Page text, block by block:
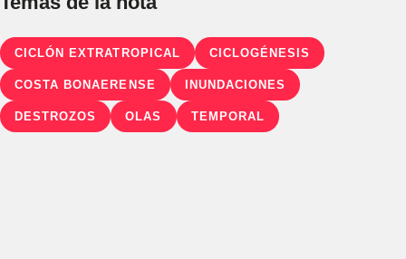
CICLÓN EXTRATROPICAL CICLOGÉNESIS
COSTA BONAERENSE INUNDACIONES
DESTROZOS OLAS TEMPORAL